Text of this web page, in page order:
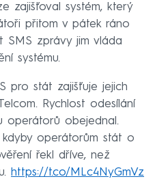
zajišťoval systém, který
přitom v pátek ráno
SMS zprávy jim vláda
systému.
pro stát zajišťuje jejich
Rychlost odesílání
operátorů obejednal.
operátorům stát o
řekl dříve, než
https://t.co/MLc4NyGmVz